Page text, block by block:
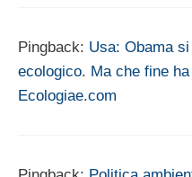
Pingback: Usa: Obama
ecologico. Ma che fine ha
Ecologiae.com